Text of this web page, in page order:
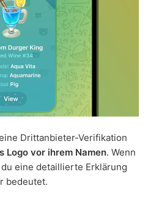
Drittanbieter-Verifikation
Logo vor ihrem Namen. Wenn
eine detaillierte Erklärung
bedeutet.